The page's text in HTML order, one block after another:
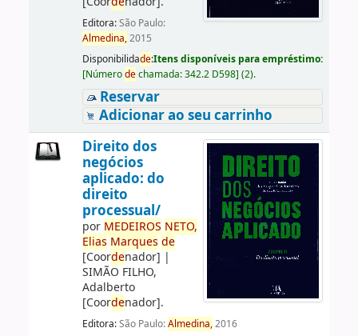
Editora:São Paulo:
Almedina,2015
Disponibilidade:Itens disponíveis para empréstimo:
[Númerodechamada:342.2 D598] (2).
Reservar
Adicionar ao seu carrinho
Direito dos
negócios
aplicado: do
direito
processual/
por MEDEIROS NETO,
Elias Marques de
[Coordenador] |
SIMÃO FILHO,
Adalberto
[Coordenador].
Editora:São Paulo:Almedina,2016